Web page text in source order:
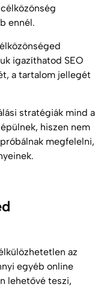
ennél.
igazíthatod SEO
a tartalom jellegét
stratégiák mind a
hiszen nem
megfelelni,
az
egyéb online
lehetővé teszi,